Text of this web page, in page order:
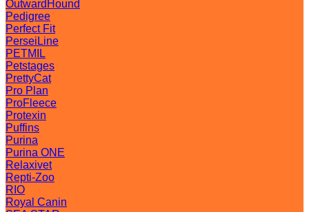
OutwardHound
Pedigree
Perfect Fit
PerseiLine
PETMIL
Petstages
PrettyCat
Pro Plan
ProFleece
Protexin
Puffins
Purina
Purina ONE
Relaxivet
Repti-Zoo
RIO
Royal Canin